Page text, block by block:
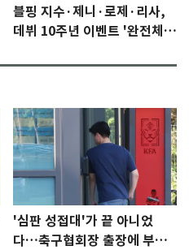
블핑 지수·제니·로제·리사,
데뷔 10주년 이벤트 '완전체'
'심판 성접대'가 끝 아니었
다…축구협회장 출장에 부인